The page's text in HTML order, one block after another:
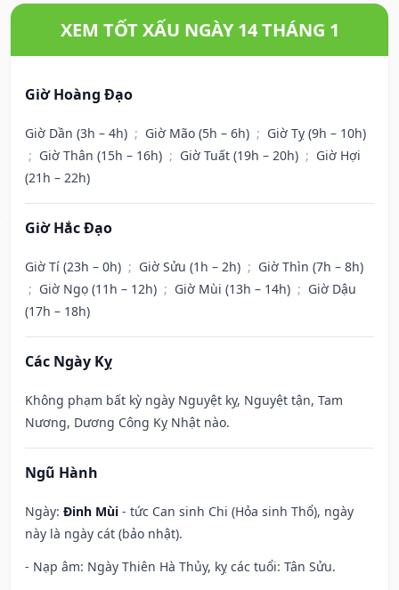
XEM TỐT XẤU NGÀY 14 THÁNG 1
Giờ Hoàng Đạo
Giờ Dần (3h – 4h) ; Giờ Mão (5h – 6h) ; Giờ Tỵ (9h – 10h)
; Giờ Thân (15h – 16h) ; Giờ Tuất (19h – 20h) ; Giờ Hợi
(21h – 22h)
Giờ Hắc Đạo
Giờ Tí (23h – 0h) ; Giờ Sửu (1h – 2h) ; Giờ Thìn (7h – 8h)
; Giờ Ngọ (11h – 12h) ; Giờ Mùi (13h – 14h) ; Giờ Dậu
(17h – 18h)
Các Ngày Kỵ
Không phạm bất kỳ ngày Nguyệt kỵ, Nguyệt tận, Tam
Nương, Dương Công Kỵ Nhật nào.
Ngũ Hành
Ngày: Đinh Mùi - tức Can sinh Chi (Hỏa sinh Thổ), ngày
này là ngày cát (bảo nhật).
- Nạp âm: Ngày Thiên Hà Thủy, kỵ các tuổi: Tân Sửu.